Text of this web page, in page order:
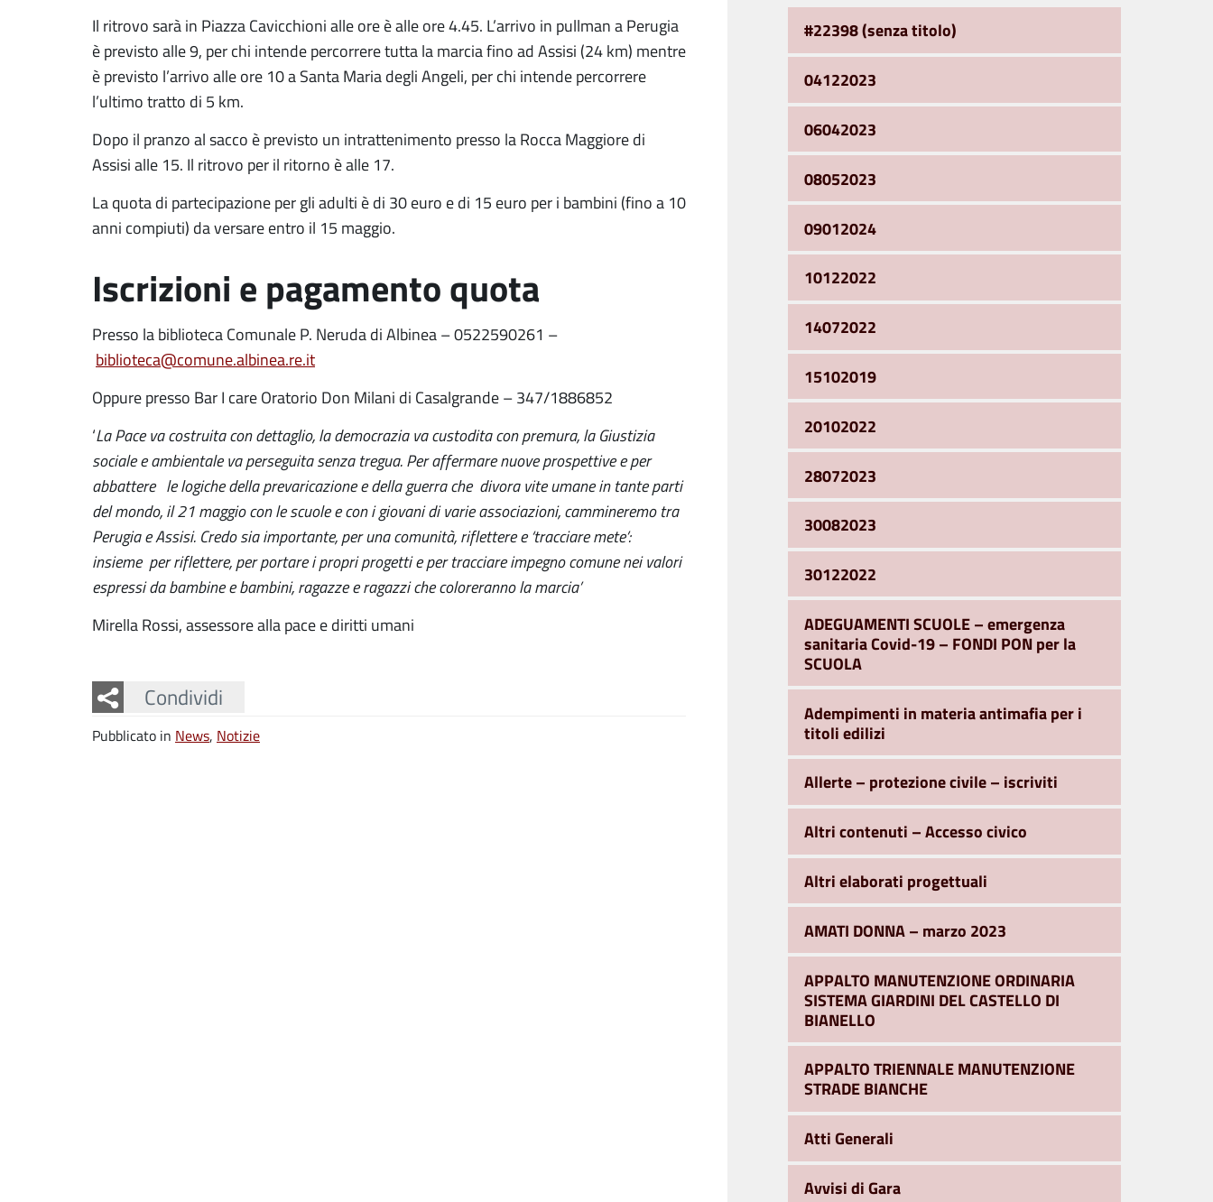
Il ritrovo sarà in Piazza Cavicchioni alle ore è alle ore 4.45. L’arrivo in pullman a Perugia
è previsto alle 9, per chi intende percorrere tutta la marcia fino ad Assisi (24 km) mentre
è previsto l’arrivo alle ore 10 a Santa Maria degli Angeli, per chi intende percorrere
l’ultimo tratto di 5 km.
Dopo il pranzo al sacco è previsto un intrattenimento presso la Rocca Maggiore di
Assisi alle 15. Il ritrovo per il ritorno è alle 17.
La quota di partecipazione per gli adulti è di 30 euro e di 15 euro per i bambini (fino a 10
anni compiuti) da versare entro il 15 maggio.
Iscrizioni e pagamento quota
Presso la biblioteca Comunale P. Neruda di Albinea – 0522590261 –
biblioteca@comune.albinea.re.it
Oppure presso Bar I care Oratorio Don Milani di Casalgrande – 347/1886852
‘La Pace va costruita con dettaglio, la democrazia va custodita con premura, la Giustizia
sociale e ambientale va perseguita senza tregua. Per affermare nuove prospettive e per
abbattere le logiche della prevaricazione e della guerra che divora vite umane in tante parti
del mondo, il 21 maggio con le scuole e con i giovani di varie associazioni, cammineremo tra
Perugia e Assisi. Credo sia importante, per una comunità, riflettere e ‘tracciare mete’:
insieme per riflettere, per portare i propri progetti e per tracciare impegno comune nei valori
espressi da bambine e bambini, ragazze e ragazzi che coloreranno la marcia’
Mirella Rossi, assessore alla pace e diritti umani
Condividi
Facebook
Twitter
Whatsapp
Pubblicato in News, Notizie
#22398 (senza titolo)
04122023
06042023
08052023
09012024
10122022
14072022
15102019
20102022
28072023
30082023
30122022
ADEGUAMENTI SCUOLE – emergenza
sanitaria Covid-19 – FONDI PON per la
SCUOLA
Adempimenti in materia antimafia per i
titoli edilizi
Allerte – protezione civile – iscriviti
Altri contenuti – Accesso civico
Altri elaborati progettuali
AMATI DONNA – marzo 2023
APPALTO MANUTENZIONE ORDINARIA
SISTEMA GIARDINI DEL CASTELLO DI
BIANELLO
APPALTO TRIENNALE MANUTENZIONE
STRADE BIANCHE
Atti Generali
Avvisi di Gara